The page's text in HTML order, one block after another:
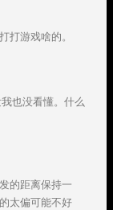
打游戏啥的。
也没看懂。什么
的距离保持一
太偏可能不好